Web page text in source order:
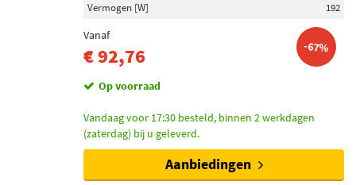
Vermogen [W]
192
Vanaf
€ 92,76 -67%
Op voorraad
Vandaag voor 17:30 besteld, binnen 2 werkdagen
(zaterdag) bij u geleverd.
Aanbiedingen